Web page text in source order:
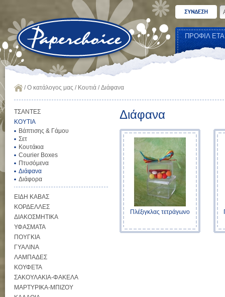
ΠΡΟΦΙΛ
/Ο κατάλογος μας / Κουτιά /Διάφανα
ΤΣΑΝΤΕΣ
ΚΟΥΤΙΑ
Βάπτισης & Γάμου
Σετ
Κουτάκια
Courier Boxes
Πτυσόμενα
Διάφανα
Διάφορα
ΕΙΔΗ ΚΑΒΑΣ
ΚΟΡΔΕΛΛΕΣ
ΔΙΑΚΟΣΜΗΤΙΚΑ
ΥΦΑΣΜΑΤΑ
ΠΟΥΓΚΙΑ
ΓΥΑΛΙΝΑ
ΛΑΜΠΑΔΕΣ
ΚΟΥΦΕΤΑ
ΣΑΚΟΥΛΑΚΙΑ-ΦΑΚΕΛΑ
ΜΑΡΤΥΡΙΚΑ-ΜΠΙΖΟΥ
Διάφανα
Πλέξιγκλας τετράγωνο